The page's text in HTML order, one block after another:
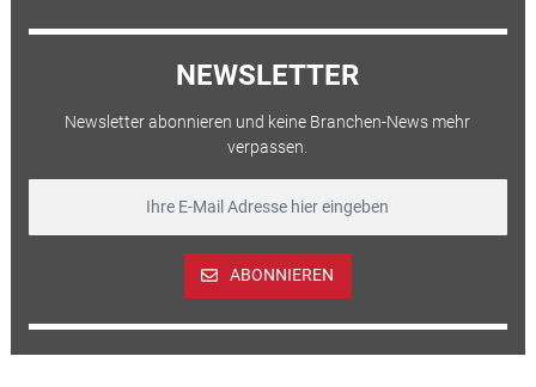
NEWSLETTER
Newsletter abonnieren und keine Branchen-News mehr
verpassen.
ABONNIEREN